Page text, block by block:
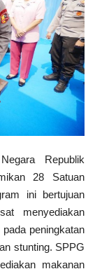
Republik
28 Satuan
ini bertujuan
menyediakan
peningkatan
stunting. SPPG
makanan